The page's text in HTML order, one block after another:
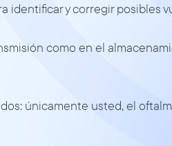
y corregir posibles
como en el
únicamente usted, el